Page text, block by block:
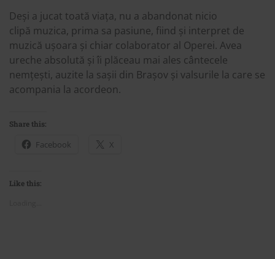
Deși a jucat toată viața, nu a abandonat nicio
clipă muzica, prima sa pasiune, fiind și interpret de
muzică ușoara și chiar colaborator al Operei. Avea
ureche absolută și îi plăceau mai ales cântecele
nemțești, auzite la sașii din Brașov și valsurile la care se
acompania la acordeon.
Share this:
Facebook X
Like this: